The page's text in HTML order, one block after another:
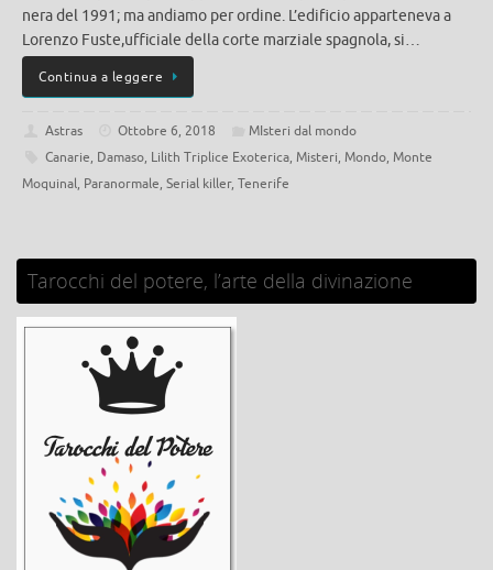
nera del 1991; ma andiamo per ordine. L’edificio apparteneva a
Lorenzo Fuste,ufficiale della corte marziale spagnola, si…
Continua a leggere
Astras Ottobre 6, 2018
MIsteri dal mondo
Canarie, Damaso, Lilith Triplice Exoterica, Misteri, Mondo, Monte
Moquinal, Paranormale, Serial killer, Tenerife
Tarocchi del potere, l’arte della divinazione